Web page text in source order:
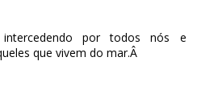
por todos nós e
que vivem do mar.Â